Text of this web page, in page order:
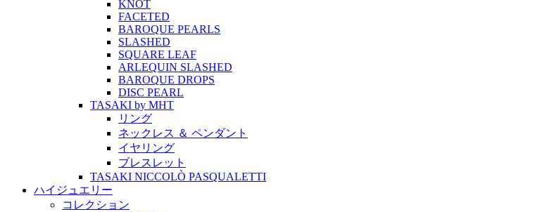
KNOT
FACETED
BAROQUE PEARLS
SLASHED
SQUARE LEAF
ARLEQUIN SLASHED
BAROQUE DROPS
DISC PEARL
TASAKI by MHT
リング
ネックレス ＆ ペンダント
イヤリング
ブレスレット
TASAKI NICCOLÒ PASQUALETTI
ハイジュエリー
コレクション